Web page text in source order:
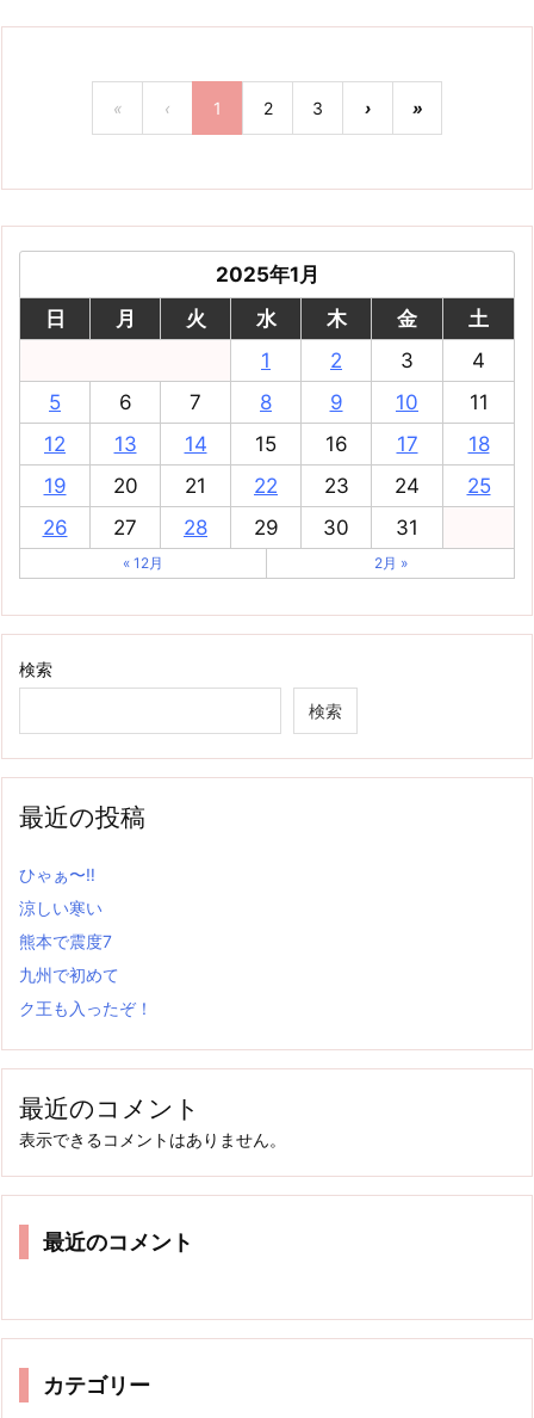
« ‹ 1 2 3 › »
2025年1月
日
月 火 水 木 金
土
1
2 3
4
5
6 7 8 9 10
11
12
13 14 15 16 17
18
19
20 21 22 23 24
25
26
27 28 29 30 31
« 12月 2月 »
検索
検索
最近の投稿
ひゃぁ〜‼
涼しい寒い
熊本で震度7
九州で初めて
ク王も入ったぞ！
最近のコメント
表示できるコメントはありません。
最近のコメント
カテゴリー